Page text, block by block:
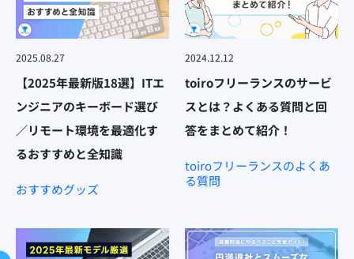
2025.08.27
【2025年最新版18選】ITエ
ンジニアのキーボード選び
／リモート環境を最適化す
るおすすめと全知識
おすすめグッズ
2024.12.12
toiroフリーランスのサービ
スとは？よくある質問と回
答をまとめて紹介！
toiroフリーランスのよくあ
る質問